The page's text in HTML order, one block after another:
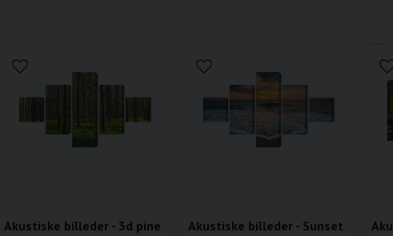
Akustiske billeder - 3d pine
Akustiske billeder - Sunset